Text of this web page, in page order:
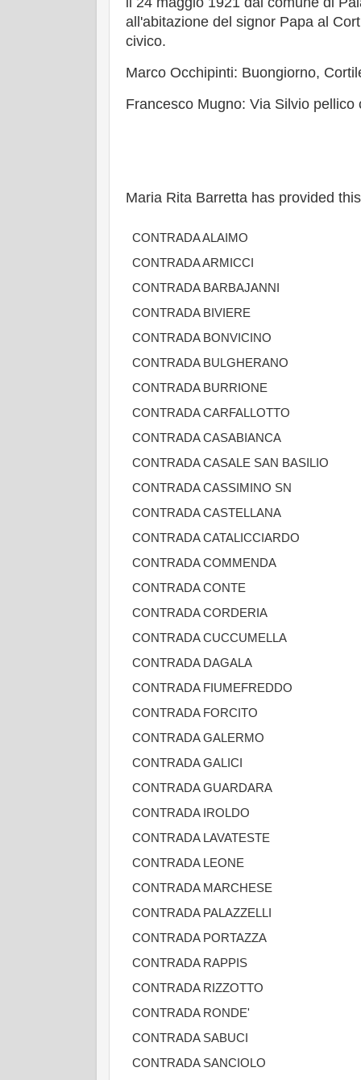
all'abitazione del signor Papa al
civico.
Marco Occhipinti: Buongiorno,
Francesco Mugno: Via Silvio
Maria Rita Barretta has provided
CONTRADA ALAIMO
CONTRADA ARMICCI
CONTRADA BARBAJANNI
CONTRADA BIVIERE
CONTRADA BONVICINO
CONTRADA BULGHERANO
CONTRADA BURRIONE
CONTRADA CARFALLOTTO
CONTRADA CASABIANCA
CONTRADA CASALE SAN BASILIO
CONTRADA CASSIMINO SN
CONTRADA CASTELLANA
CONTRADA CATALICCIARDO
CONTRADA COMMENDA
CONTRADA CONTE
CONTRADA CORDERIA
CONTRADA CUCCUMELLA
CONTRADA DAGALA
CONTRADA FIUMEFREDDO
CONTRADA FORCITO
CONTRADA GALERMO
CONTRADA GALICI
CONTRADA GUARDARA
CONTRADA IROLDO
CONTRADA LAVATESTE
CONTRADA LEONE
CONTRADA MARCHESE
CONTRADA PALAZZELLI
CONTRADA PORTAZZA
CONTRADA RAPPIS
CONTRADA RIZZOTTO
CONTRADA RONDE'
CONTRADA SABUCI
CONTRADA SANCIOLO